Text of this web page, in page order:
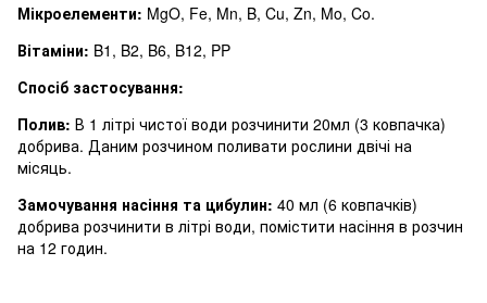
Мікроелементи: MgO, Fe, Mn, B, Cu, Zn, Mo, Co.
Вітаміни: B1, B2, B6, B12, PP
Спосіб застосування:
Полив: В 1 літрі чистої води розчинити 20мл (3 ковпачка)
добрива. Даним розчином поливати рослини двічі на
місяць.
Замочування насіння та цибулин: 40 мл (6 ковпачків)
добрива розчинити в літрі води, помістити насіння в розчин
на 12 годин.